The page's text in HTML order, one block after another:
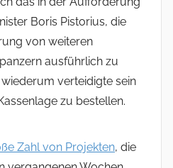
Boris Pistorius, die
von weiteren
ausführlich zu
verteidigte sein
zu bestellen.
Zahl von Projekten, die